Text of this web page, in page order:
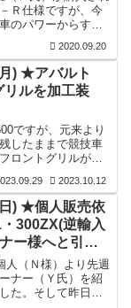
Ｒ仕様ですが、今
のパワーからする
入り究極のエンジ
られました。当然
ーンで街乗り重視
ンジン関連から足
ほぼ全ての箇所を
た制作過程時期が
禍の時期とも重な
ーツの入庫が遅れ
ルに遭遇され、当
2020.09.20
) ★アバルト
リルを加工装
ですが、元来より
したままで競技車
ロントグリルが装
メッシュが邪魔に
ンプの明るさが損
少し気にはなって
かいい方法はない
ました所、丁度良
クホルダーを見つ
リングが最適では
みる事にいたしま
を取り外し、左右
2023.10.12
) ★個人販売依
300ZX(逆輸入
ー様へと引き
りました。
人（Ｎ様）より先週
ナー（Ｙ氏）を紹
た。そして昨日遠